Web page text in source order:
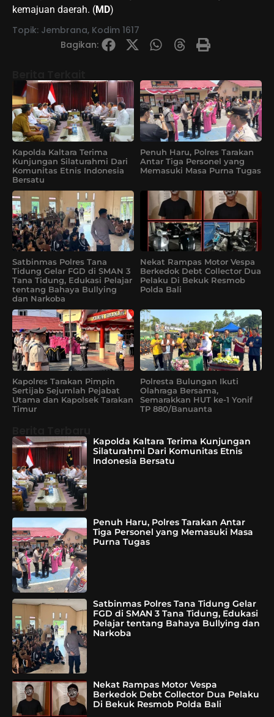
kemajuan daerah. (MD)
Topik: Jembrana, Kodim 1617
Bagikan:
Kapolda Kaltara Terima
Kunjungan Silaturahmi Dari
Komunitas Etnis Indonesia
Bersatu
Penuh Haru, Polres Tarakan
Antar Tiga Personel yang
Memasuki Masa Purna Tugas
Satbinmas Polres Tana
Tidung Gelar FGD di SMAN 3
Tana Tidung, Edukasi Pelajar
tentang Bahaya Bullying
dan Narkoba
Nekat Rampas Motor Vespa
Berkedok Debt Collector Dua
Pelaku Di Bekuk Resmob
Polda Bali
Kapolres Tarakan Pimpin
Sertijab Sejumlah Pejabat
Utama dan Kapolsek Tarakan
Timur
Polresta Bulungan Ikuti
Olahraga Bersama,
Semarakkan HUT ke-1 Yonif
TP 880/Banuanta
Kapolda Kaltara Terima Kunjungan
Silaturahmi Dari Komunitas Etnis
Indonesia Bersatu
Penuh Haru, Polres Tarakan Antar
Tiga Personel yang Memasuki Masa
Purna Tugas
Satbinmas Polres Tana Tidung Gelar
FGD di SMAN 3 Tana Tidung, Edukasi
Pelajar tentang Bahaya Bullying dan
Narkoba
Nekat Rampas Motor Vespa
Berkedok Debt Collector Dua Pelaku
Di Bekuk Resmob Polda Bali